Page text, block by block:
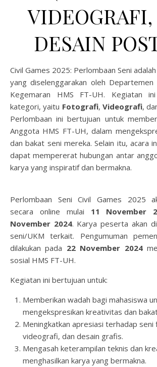
DESAIN
Civil Games 2025: Perlombaan Seni
yang diselenggarakan oleh
Kegemaran HMS FT-UH. Kegiatan
kategori, yaitu Fotografi,Videografi,
Perlombaan ini bertujuan untuk
Anggota HMS FT-UH, dalam
dan bakat seni mereka. Selain itu, acara
dapat mempererat hubungan antar
karya yang inspiratif dan bermakna.
Perlombaan Seni Civil Games 2025
secara online mulai 11 November
November 2024. Karya peserta akan
seni/UKM terkait. Pengumuman
dilakukan pada 22 November 2024
sosial HMS FT-UH.
Kegiatan ini bertujuan untuk:
Memberikan wadah bagi mahasiswa
mengekspresikan kreativitas dan
Meningkatkan apresiasi terhadap
videografi, dan desain grafis.
Mengasah keterampilan teknis dan
menghasilkan karya yang bermakna.